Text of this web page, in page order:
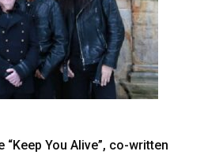
“Keep You Alive”, co-written